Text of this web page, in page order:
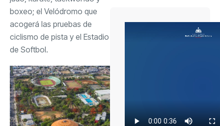
boxeo; el Velódromo que
acogerá las pruebas de
ciclismo de pista y el Estadio
de Softbol.